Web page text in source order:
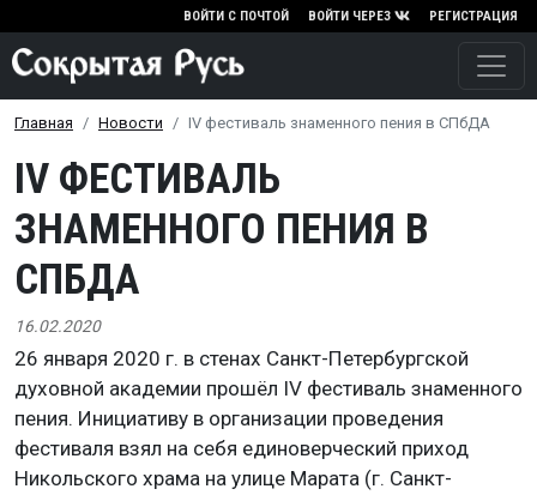
Перейти к основному
ВОЙТИ С ПОЧТОЙ ВОЙТИ ЧЕРЕЗ РЕГИСТРАЦИЯ
Главная Новости IV фестиваль знаменного пения в СПбДА
IV ФЕСТИВАЛЬ
ЗНАМЕННОГО ПЕНИЯ В
СПБДА
16.02.2020
26 января 2020 г. в стенах Санкт-Петербургской
духовной академии прошёл IV фестиваль знаменного
пения. Инициативу в организации проведения
фестиваля взял на себя единоверческий приход
Никольского храма на улице Марата (г. Санкт-